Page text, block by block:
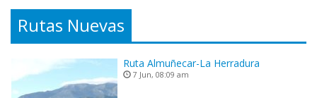
Rutas Nuevas
Ruta Almuñecar-La Herradura
7 Jun, 08:09 am